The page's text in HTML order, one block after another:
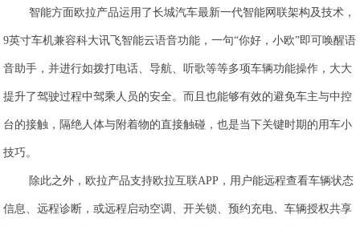
智能方面 欧拉产品运用了长城汽车最新一代智能网联架构及技术，
9英寸车机兼容科大讯飞智能云语音功能，一句“你好，小欧”即可唤醒语
音助手，并进行如拨打电话、导航、听歌等等多项车辆功能操作，大大
提升了驾驶过程中驾乘人员的安全。而且也能够有效的避免车主与中控
台的接触，隔绝人体与附着物的直接触碰，也是当下关键时期的用车小
技巧。
除此之外， 欧拉产品支持欧拉互联APP，用户能远程查看车辆状态
信息、远程诊断，或远程启动空调、开关锁、预约充电、车辆授权共享